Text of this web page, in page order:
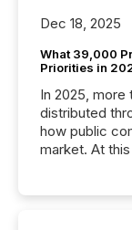
Dec 18, 2025
What 39,000
Priorities in
In 2025, more
distributed
how public
market. At